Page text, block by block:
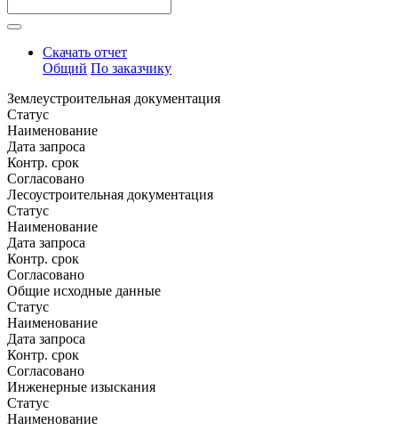
Скачать отчет
Общий По заказчику
Землеустроительная документация
Статус
Наименование
Дата запроса
Контр. срок
Согласовано
Лесоустроительная документация
Статус
Наименование
Дата запроса
Контр. срок
Согласовано
Общие исходные данные
Статус
Наименование
Дата запроса
Контр. срок
Согласовано
Инженерные изыскания
Статус
Наименование